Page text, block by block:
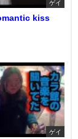
ゲイ
kiss
ゲイ